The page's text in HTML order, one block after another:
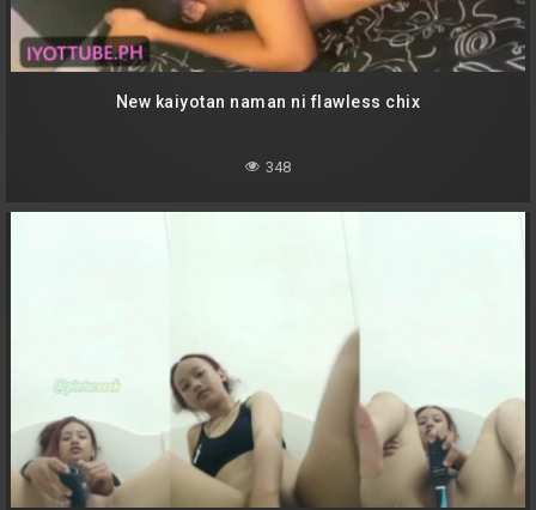
New kaiyotan naman ni flawless chix
348